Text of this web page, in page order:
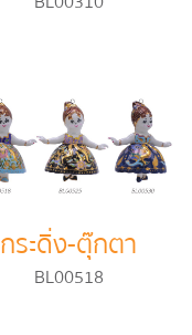
กระดิ่ง-ตุ๊กตา
BL00518